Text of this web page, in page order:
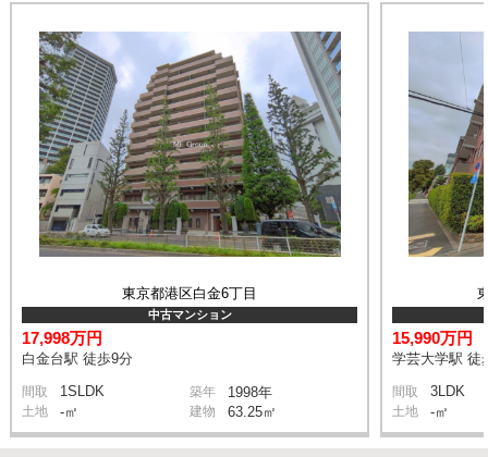
東京都港区白金6丁目
中古マンション
17,998万円
白金台駅 徒歩9分
間取 1SLDK 築年 1998年
土地 -㎡ 建物 63.25㎡
15,990万円
学芸大学駅 徒
間取 3LDK
土地 -㎡